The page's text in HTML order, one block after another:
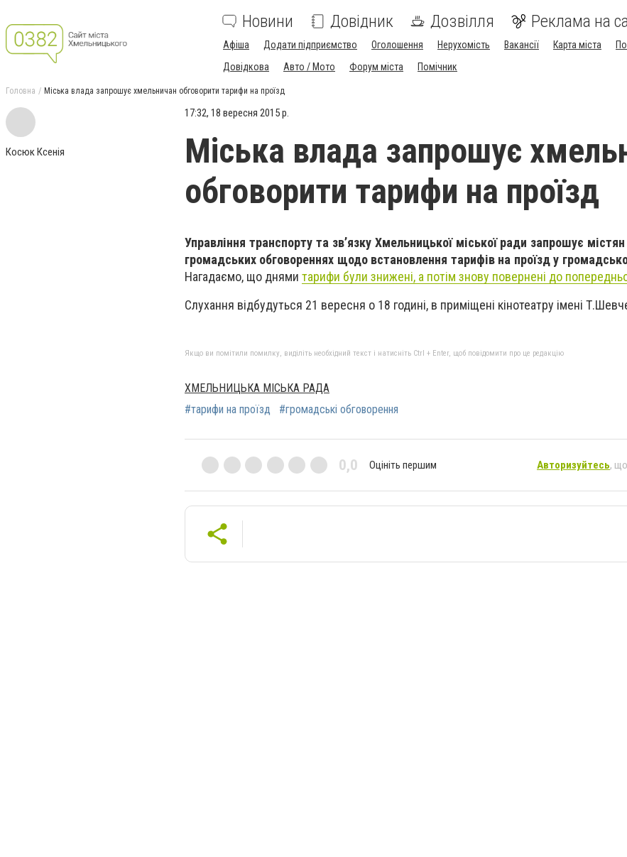
Новини Довідник Дозвілля Реклама на
Афіша Додати підприємство Оголошення Нерухомість Вакансії Карта міста
Довідкова
Авто / Мото Форум міста Помічник
Головна Міська влада запрошує хмельничан обговорити тарифи на проїзд
Косюк Ксенія
17:32, 18 вересня 2015 р.
Міська влада запрошує
обговорити тарифи на проїзд
Управління транспорту та зв’язку Хмельницької міської ради запрошує
громадських обговореннях щодо встановлення тарифів на проїзд у
Нагадаємо, що днями тарифи були знижені, а потім знову повернені до
Слухання відбудуться 21 вересня о 18 годині, в приміщені кінотеатру імені
Якщо ви помітили помилку, виділіть необхідний текст і натисніть Ctrl + Enter, щоб повідомити про це редакцію
ХМЕЛЬНИЦЬКА МІСЬКА РАДА
#тарифи на проїзд
#громадські обговорення
0,0 Оцініть першим Авторизуйтесь,